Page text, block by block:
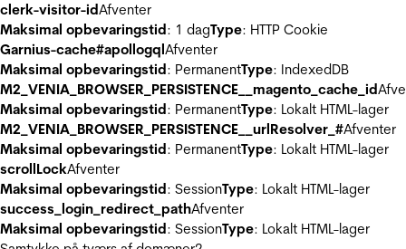
clerk-visitor-idAfventer
Maksimal opbevaringstid: 1 dagType: HTTP Cookie
Garnius-cache#apollogqlAfventer
Maksimal opbevaringstid: PermanentType: IndexedDB
M2_VENIA_BROWSER_PERSISTENCE__magento_cache_id
Maksimal opbevaringstid: PermanentType: Lokalt HTML-lager
M2_VENIA_BROWSER_PERSISTENCE__urlResolver_#Afventer
Maksimal opbevaringstid: PermanentType: Lokalt HTML-lager
scrollLockAfventer
Maksimal opbevaringstid: SessionType: Lokalt HTML-lager
success_login_redirect_pathAfventer
Maksimal opbevaringstid: SessionType: Lokalt HTML-lager